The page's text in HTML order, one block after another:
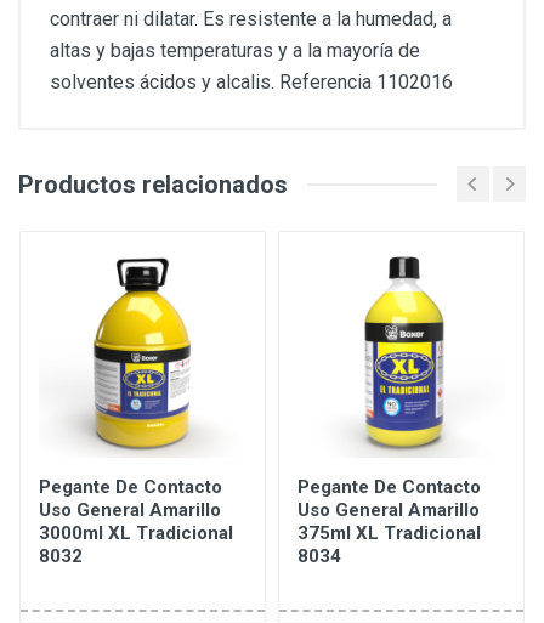
contraer ni dilatar. Es resistente a la humedad, a
altas y bajas temperaturas y a la mayoría de
solventes ácidos y alcalis. Referencia 1102016
Productos relacionados
Pegante De Contacto
Uso General Amarillo
3000ml XL Tradicional
8032
Pegante De Contacto
Uso General Amarillo
375ml XL Tradicional
8034